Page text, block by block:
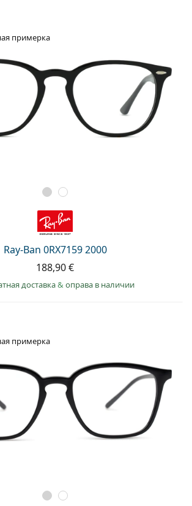
примерка
Ray-Ban 0RX7159 2000
188,90 €
доставка& оправа в наличии
примерка